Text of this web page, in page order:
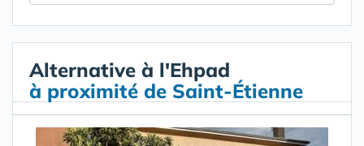
Alternative à l'Ehpad
à proximité de Saint-Étienne